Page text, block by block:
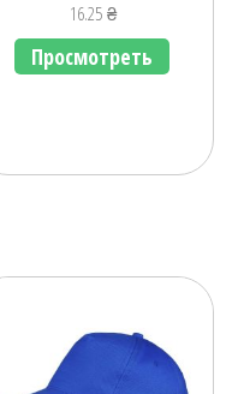
16.25₴
Просмотреть